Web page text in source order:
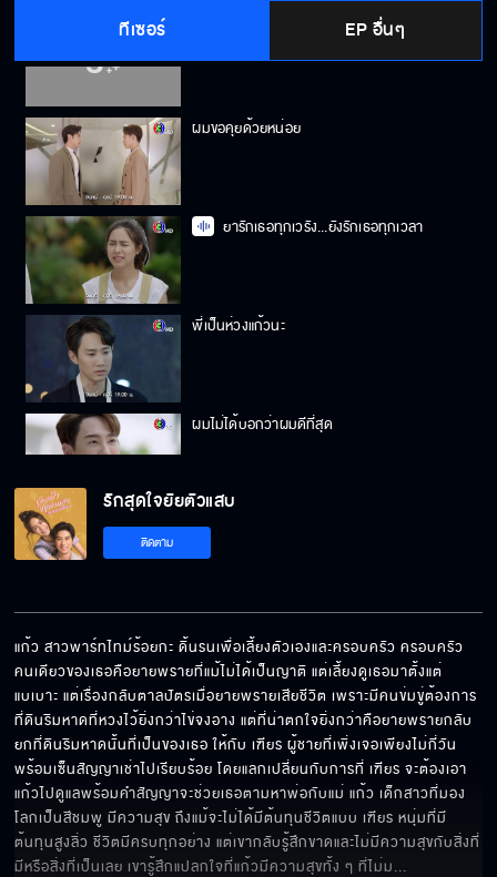
ทีเซอร์ EP อื่นๆ
ผมขอคุยด้วยหน่อย
ยารักเธอทุกเวรัง...ยังรักเธอทุกเวลา
พี่เป็นห่วงแก้วนะ
ผมไม่ได้บอกว่าผมดีที่สุด
พี่จะเป็นมากกว่าพี่ชายได้มั้ย
ผมชอบแก้วครับ
แก้วจะไม่มีโอกาสเจอแม่จริงๆ มั้ย
รักสุดใจยัยตัวแสบ
ติดตาม
แก้ว สาวพาร์ทไทม์ร้อยกะ ดิ้นรนเพื่อเลี้ยงตัวเองและครอบครัว ครอบครัว
คนเดียวของเธอคือยายพรายที่แม้ไม่ได้เป็นญาติ แต่เลี้ยงดูเธอมาตั้งแต่
แบเบาะ แต่เรื่องกลับตาลปัตรเมื่อยายพรายเสียชีวิต เพราะมีคนข่มขู่ต้องการ
ที่ดินริมหาดที่หวงไว้ยิ่งกว่าไข่จงอาง แต่ที่น่าตกใจยิ่งกว่าคือยายพรายกลับ
ยกที่ดินริมหาดนั้นที่เป็นของเธอ ให้กับ เฑียร ผู้ชายที่เพิ่งเจอเพียงไม่กี่วัน
พร้อมเซ็นสัญญาเช่าไปเรียบร้อย โดยแลกเปลี่ยนกับการที่ เฑียร จะต้องเอา
แก้วไปดูแลพร้อมคำสัญญาจะช่วยเธอตามหาพ่อกับแม่ แก้ว เด็กสาวที่มอง
โลกเป็นสีชมพู มีความสุข ถึงแม้จะไม่ได้มีต้นทุนชีวิตแบบ เฑียร หนุ่มที่มี
ต้นทุนสูงลิ่ว ชีวิตมีครบทุกอย่าง แต่เขากลับรู้สึกขาดและไม่มีความสุขกับสิ่งที่
มีหรือสิ่งที่เป็นเลย เขารู้สึกแปลกใจที่แก้วมีความสุขทั้ง ๆ ที่ไม่ม...